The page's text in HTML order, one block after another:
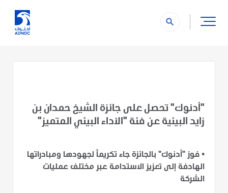
search
"أدنوك" تحصل على جائزة الشيخ حمدان بن
زايد البيئية عن فئة "الأداء البيئي المتميز"
• فوز "أدنوك" بالجائزة جاء تكريماً لجهودها ومبادراتها
الهادفة إلى تعزيز الاستدامة عبر مختلف عمليات
الشركة